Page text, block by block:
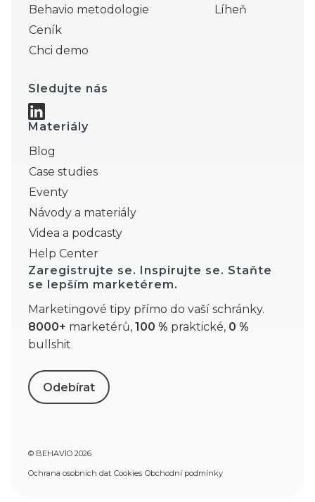
Behavio metodologie
Ceník
Chci demo
Sledujte nás
Líheň
Materiály
Blog
Case studies
Eventy
Návody a materiály
Videa a podcasty
Help Center
Zaregistrujte se. Inspirujte se. Staňte
se lepším marketérem.
Marketingové tipy přímo do vaší schránky.
8000+ marketérů, 100 % praktické, 0 %
bullshit
Odebírat
© BEHAVIO 2026
Ochrana osobních dat Cookies Obchodní podmínky